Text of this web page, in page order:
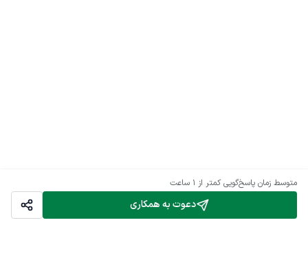
دعوت به همکاری
متوسط زمان پاسخ‌گویی کمتر از 1 ساعت